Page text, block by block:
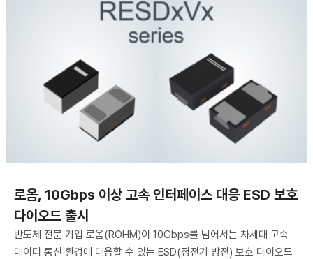
로옴, 10Gbps 이상 고속 인터페이스 대응 ESD 보호
다이오드 출시
반도체 전문 기업 로옴(ROHM)이 10Gbps를 넘어서는 차세대 고속
데이터 통신 환경에 대응할 수 있는 ESD(정전기 방전) 보호 다이오드